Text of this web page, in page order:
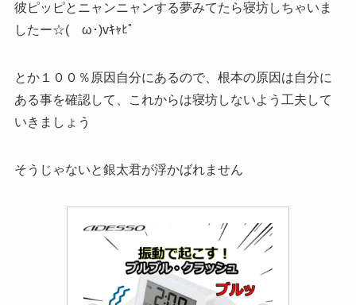
彼ピッピとニャンニャンする夢みてたら寝坊しちゃいま
したー☆(ゝω･)vｷｬﾋﾟ
とか１００％原因自分にあるので、根本の原因は自分に
ある事を確認して、これからは寝坊しないよう工夫して
いきましょう
そうじゃないと銀太君が浮かばれません